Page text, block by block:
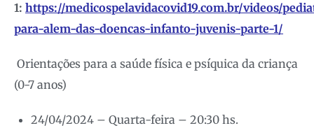
1: https://medicospelavidacovid19.com.br/videos/
para-alem-das-doencas-infanto-juvenis-parte-1/
Orientações para a saúde física e psíquica da criança
(0-7 anos)
24/04/2024 – Quarta-feira – 20:30 hs.